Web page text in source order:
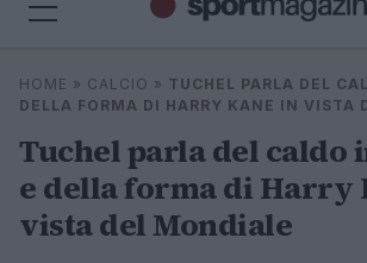
Cerca
HOME » CALCIO » TUCHEL PARLA DEL
DELLA FORMA DI HARRY KANE IN VISTA
Tuchel parla del caldo
e della forma di Harry
vista del Mondiale